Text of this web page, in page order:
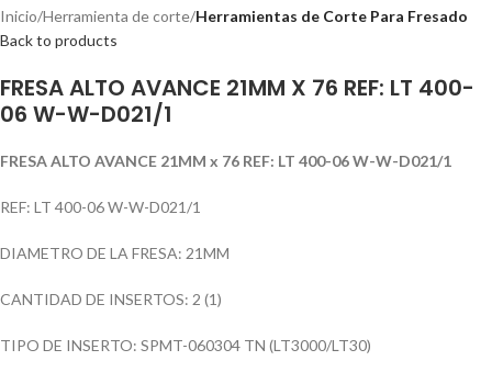
Inicio Herramienta de corte Herramientas de Corte Para Fresado
Back to products
FRESA ALTO AVANCE 21MM X 76 REF: LT 400-
06 W-W-D021/1
FRESA ALTO AVANCE 21MM x 76 REF: LT 400-06 W-W-D021/1
REF: LT 400-06 W-W-D021/1
DIAMETRO DE LA FRESA: 21MM
CANTIDAD DE INSERTOS: 2 (1)
TIPO DE INSERTO: SPMT-060304 TN (LT3000/LT30)